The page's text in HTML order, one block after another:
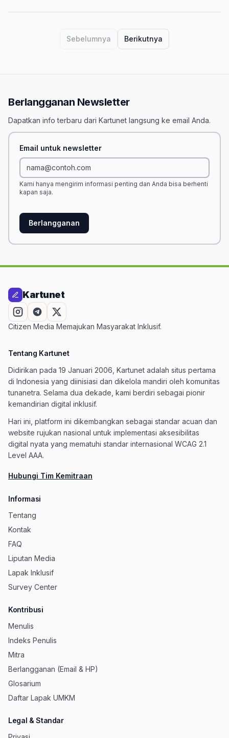
Navigasi halaman artikel dengan tag
Sebelumnya Berikutnya
Berlangganan Newsletter
Dapatkan info terbaru dari Kartunet langsung ke email Anda.
Email untuk newsletter
Kami hanya mengirim informasi penting dan Anda bisa berhenti
kapan saja.
Berlangganan
Kartunet
Citizen Media Memajukan Masyarakat Inklusif.
Tentang Kartunet
Didirikan pada 19 Januari 2006, Kartunet adalah situs pertama
di Indonesia yang diinisiasi dan dikelola mandiri oleh komunitas
tunanetra. Selama dua dekade, kami berdiri sebagai pionir
kemandirian digital inklusif.
Hari ini, platform ini dikembangkan sebagai standar acuan dan
website rujukan nasional untuk implementasi aksesibilitas
digital nyata yang mematuhi standar internasional WCAG 2.1
Level AAA.
Hubungi Tim Kemitraan
Informasi
Tentang
Kontak
FAQ
Liputan Media
Lapak Inklusif
Survey Center
Kontribusi
Menulis
Indeks Penulis
Mitra
Berlangganan (Email & HP)
Glosarium
Daftar Lapak UMKM
Legal & Standar